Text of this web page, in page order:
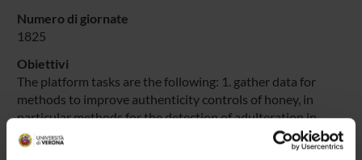
Numero di giornate
1825
Obiettivi
The platform tasks are the following: 1. gather data for
methods to improve authenticity controls of honey, in
particular methods for the detection of adulteration in
honey, with a view to possibly harmonising them; 2. provide
recommendations for a Union traceability system, with a